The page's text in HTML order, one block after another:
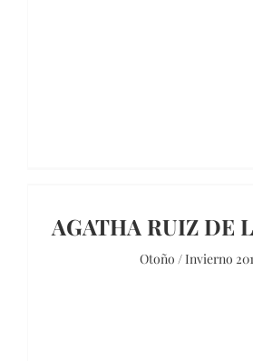
AGATHA RUIZ DE
Otoño / Invierno